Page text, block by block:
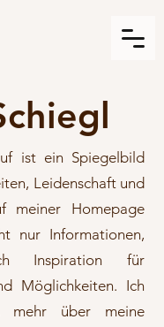
ist ein Spiegelbild
Leidenschaft und
meiner Homepage
nur Informationen,
Inspiration für
Möglichkeiten. Ich
mehr über meine